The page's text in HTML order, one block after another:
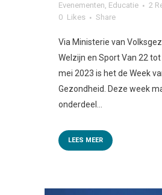
Evenementen, Educatie
2
0 Likes Share
Via Ministerie van
Welzijn en Sport Van 22
mei 2023 is het de Week
Gezondheid. Deze week
onderdeel...
LEES MEER